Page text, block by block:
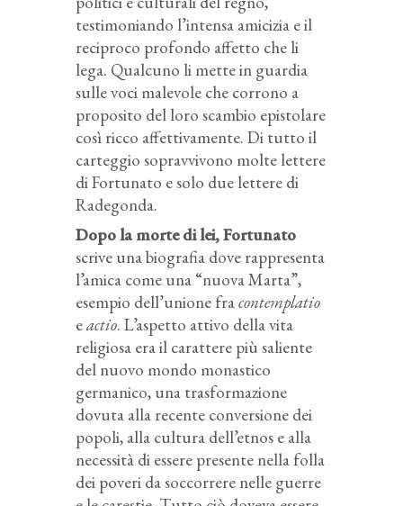
testimoniando l’intensa amicizia e il
reciproco profondo affetto che li
lega. Qualcuno li mette in guardia
sulle voci malevole che corrono a
proposito del loro scambio epistolare
così ricco affettivamente. Di tutto il
carteggio sopravvivono molte lettere
di Fortunato e solo due lettere di
Radegonda.
Dopo la morte di lei, Fortunato
scrive una biografia dove rappresenta
l’amica come una “nuova Marta”,
esempio dell’unione fracontemplatio
eactio. L’aspetto attivo della vita
religiosa era il carattere più saliente
del nuovo mondo monastico
germanico, una trasformazione
dovuta alla recente conversione dei
popoli, alla cultura dell’etnos e alla
necessità di essere presente nella folla
dei poveri da soccorrere nelle guerre